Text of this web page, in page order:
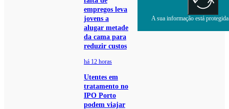
empregos leva
jovens a
alugar metade
da cama para
reduzir custos
há 12 horas
Utentes em
tratamento no
IPO Porto
podem viajar
A sua informação está